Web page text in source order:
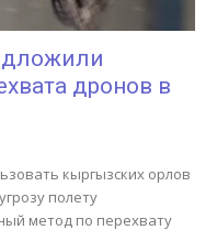
дронов в
кыргызских орлов
полету
метод по перехвату